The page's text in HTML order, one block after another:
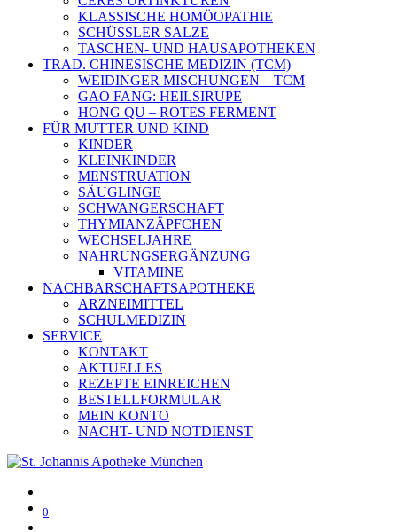
KLASSISCHE HOMÖOPATHIE
SCHÜSSLER SALZE
TASCHEN- UND HAUSAPOTHEKEN
TRAD. CHINESISCHE MEDIZIN (TCM)
WEIDINGER MISCHUNGEN – TCM
GAO FANG: HEILSIRUPE
HONG QU – ROTES FERMENT
FÜR MUTTER UND KIND
KINDER
KLEINKINDER
MENSTRUATION
SÄUGLINGE
SCHWANGERSCHAFT
THYMIANZÄPFCHEN
WECHSELJAHRE
NAHRUNGSERGÄNZUNG
VITAMINE
NACHBARSCHAFTSAPOTHEKE
ARZNEIMITTEL
SCHULMEDIZIN
SERVICE
KONTAKT
AKTUELLES
REZEPTE EINREICHEN
BESTELLFORMULAR
MEIN KONTO
NACHT- UND NOTDIENST
0